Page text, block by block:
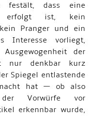
festält, dass eine
erfolgt ist, kein
Pranger und ein
Interesse vorliegt,
der
nur denkbar kurz
Spiegel entlastende
hat — ob also
Vorwürfe vor
erkennbar wurde,